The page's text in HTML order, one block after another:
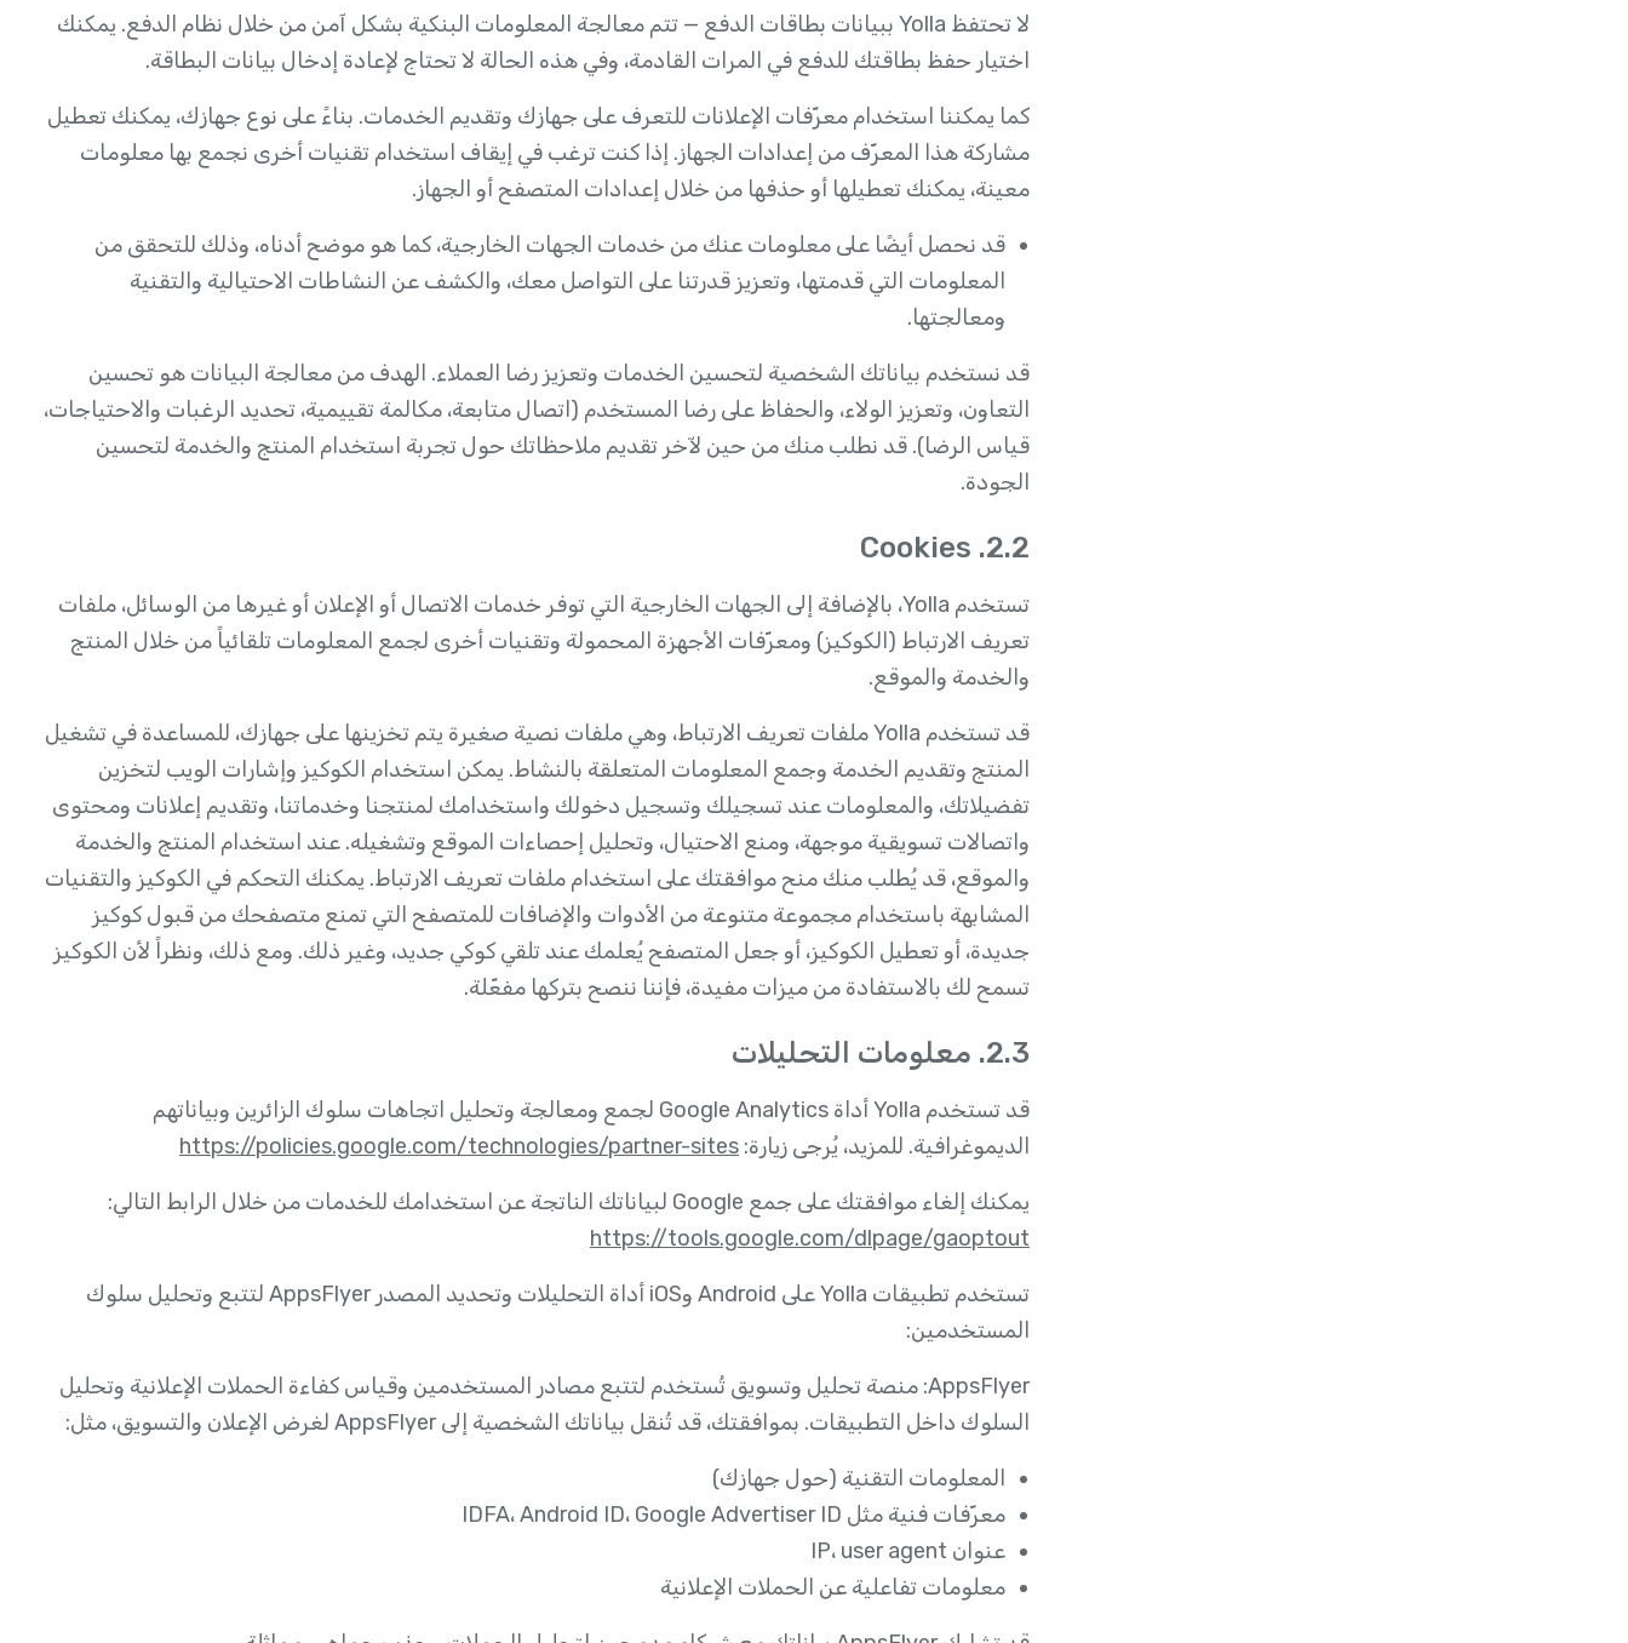
لا تحتفظ Yolla ببيانات بطاقات الدفع — تتم معالجة المعلومات البنكية بشكل آمن من خلال نظام الدفع. يمكنك
اختيار حفظ بطاقتك للدفع في المرات القادمة، وفي هذه الحالة لا تحتاج لإعادة إدخال بيانات البطاقة.
كما يمكننا استخدام معرّفات الإعلانات للتعرف على جهازك وتقديم الخدمات. بناءً على نوع جهازك، يمكنك تعطيل
مشاركة هذا المعرّف من إعدادات الجهاز. إذا كنت ترغب في إيقاف استخدام تقنيات أخرى نجمع بها معلومات
معينة، يمكنك تعطيلها أو حذفها من خلال إعدادات المتصفح أو الجهاز.
قد نحصل أيضًا على معلومات عنك من خدمات الجهات الخارجية، كما هو موضح أدناه، وذلك للتحقق من
المعلومات التي قدمتها، وتعزيز قدرتنا على التواصل معك، والكشف عن النشاطات الاحتيالية والتقنية
ومعالجتها.
قد نستخدم بياناتك الشخصية لتحسين الخدمات وتعزيز رضا العملاء. الهدف من معالجة البيانات هو تحسين
التعاون، وتعزيز الولاء، والحفاظ على رضا المستخدم (اتصال متابعة، مكالمة تقييمية، تحديد الرغبات والاحتياجات،
قياس الرضا). قد نطلب منك من حين لآخر تقديم ملاحظاتك حول تجربة استخدام المنتج والخدمة لتحسين
الجودة.
2.2. Cookies
تستخدم Yolla، بالإضافة إلى الجهات الخارجية التي توفر خدمات الاتصال أو الإعلان أو غيرها من الوسائل، ملفات
تعريف الارتباط (الكوكيز) ومعرّفات الأجهزة المحمولة وتقنيات أخرى لجمع المعلومات تلقائياً من خلال المنتج
والخدمة والموقع.
قد تستخدم Yolla ملفات تعريف الارتباط، وهي ملفات نصية صغيرة يتم تخزينها على جهازك، للمساعدة في تشغيل
المنتج وتقديم الخدمة وجمع المعلومات المتعلقة بالنشاط. يمكن استخدام الكوكيز وإشارات الويب لتخزين
تفضيلاتك، والمعلومات عند تسجيلك وتسجيل دخولك واستخدامك لمنتجنا وخدماتنا، وتقديم إعلانات ومحتوى
واتصالات تسويقية موجهة، ومنع الاحتيال، وتحليل إحصاءات الموقع وتشغيله. عند استخدام المنتج والخدمة
والموقع، قد يُطلب منك منح موافقتك على استخدام ملفات تعريف الارتباط. يمكنك التحكم في الكوكيز والتقنيات
المشابهة باستخدام مجموعة متنوعة من الأدوات والإضافات للمتصفح التي تمنع متصفحك من قبول كوكيز
جديدة، أو تعطيل الكوكيز، أو جعل المتصفح يُعلمك عند تلقي كوكي جديد، وغير ذلك. ومع ذلك، ونظراً لأن الكوكيز
تسمح لك بالاستفادة من ميزات مفيدة، فإننا ننصح بتركها مفعّلة.
2.3. معلومات التحليلات
قد تستخدم Yolla أداة Google Analytics لجمع ومعالجة وتحليل اتجاهات سلوك الزائرين وبياناتهم
الديموغرافية. للمزيد، يُرجى زيارة: https://policies.google.com/technologies/partner-sites
يمكنك إلغاء موافقتك على جمع Google لبياناتك الناتجة عن استخدامك للخدمات من خلال الرابط التالي:
https://tools.google.com/dlpage/gaoptout
تستخدم تطبيقات Yolla على Android وiOS أداة التحليلات وتحديد المصدر AppsFlyer لتتبع وتحليل سلوك
المستخدمين:
AppsFlyer: منصة تحليل وتسويق تُستخدم لتتبع مصادر المستخدمين وقياس كفاءة الحملات الإعلانية وتحليل
السلوك داخل التطبيقات. بموافقتك، قد تُنقل بياناتك الشخصية إلى AppsFlyer لغرض الإعلان والتسويق، مثل:
المعلومات التقنية (حول جهازك)
معرّفات فنية مثل IDFA، Android ID، Google Advertiser ID
عنوان IP، user agent
معلومات تفاعلية عن الحملات الإعلانية